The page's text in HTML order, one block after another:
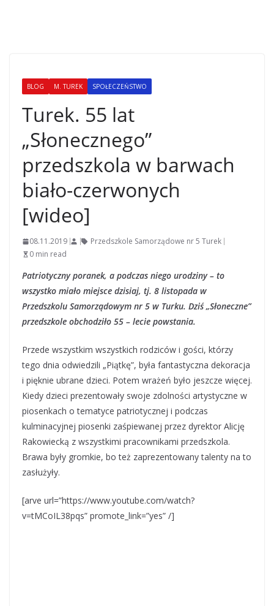
BLOG M. TUREK SPOŁECZEŃSTWO
Turek. 55 lat
„Słonecznego”
przedszkola w barwach
biało-czerwonych
[wideo]
08.11.2019
Przedszkole Samorządowe nr 5 Turek
0 min read
Patriotyczny poranek, a podczas niego urodziny – to
wszystko miało miejsce dzisiaj, tj. 8 listopada w
Przedszkolu Samorządowym nr 5 w Turku. Dziś „Słoneczne”
przedszkole obchodziło 55 – lecie powstania.
Przede wszystkim wszystkich rodziców i gości, którzy
tego dnia odwiedzili „Piątkę”, była fantastyczna dekoracja
i pięknie ubrane dzieci. Potem wrażeń było jeszcze więcej.
Kiedy dzieci prezentowały swoje zdolności artystyczne w
piosenkach o tematyce patriotycznej i podczas
kulminacyjnej piosenki zaśpiewanej przez dyrektor Alicję
Rakowiecką z wszystkimi pracownikami przedszkola.
Brawa były gromkie, bo też zaprezentowany talenty na to
zasłużyły.
[arve url=”https://www.youtube.com/watch?
v=tMCoIL38pqs” promote_link=”yes” /]